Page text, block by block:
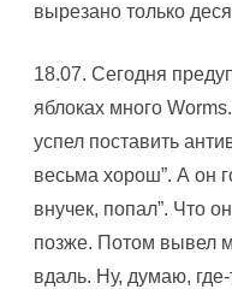
вырезано только
18.07. Сегодня
яблоках много
успел поставить
весьма хорош”. А он
внучек, попал”. Что
позже. Потом вывел
вдаль. Hу, думаю,